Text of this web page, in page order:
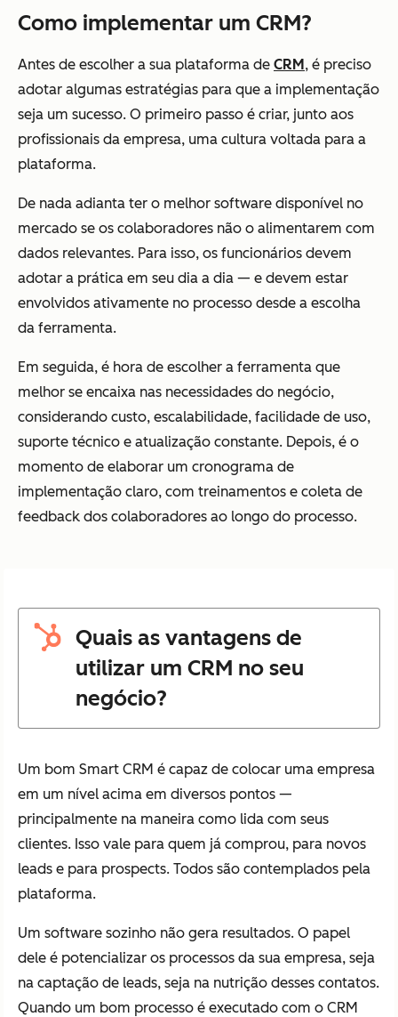
Como implementar um CRM?
Antes de escolher a sua plataforma de CRM, é preciso
adotar algumas estratégias para que a implementação
seja um sucesso. O primeiro passo é criar, junto aos
profissionais da empresa, uma cultura voltada para a
plataforma.
De nada adianta ter o melhor software disponível no
mercado se os colaboradores não o alimentarem com
dados relevantes. Para isso, os funcionários devem
adotar a prática em seu dia a dia — e devem estar
envolvidos ativamente no processo desde a escolha
da ferramenta.
Em seguida, é hora de escolher a ferramenta que
melhor se encaixa nas necessidades do negócio,
considerando custo, escalabilidade, facilidade de uso,
suporte técnico e atualização constante. Depois, é o
momento de elaborar um cronograma de
implementação claro, com treinamentos e coleta de
feedback dos colaboradores ao longo do processo.
Quais as vantagens de
utilizar um CRM no seu
negócio?
Um bom Smart CRM é capaz de colocar uma empresa
em um nível acima em diversos pontos —
principalmente na maneira como lida com seus
clientes. Isso vale para quem já comprou, para novos
leads e para prospects. Todos são contemplados pela
plataforma.
Um software sozinho não gera resultados. O papel
dele é potencializar os processos da sua empresa, seja
na captação de leads, seja na nutrição desses contatos.
Quando um bom processo é executado com o CRM